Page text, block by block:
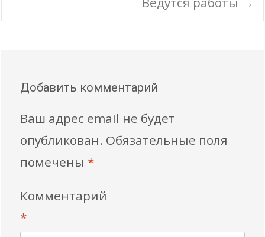
Добавить комментарий
Ваш адрес email не будет
опубликован. Обязательные поля
помечены *
Комментарий
*